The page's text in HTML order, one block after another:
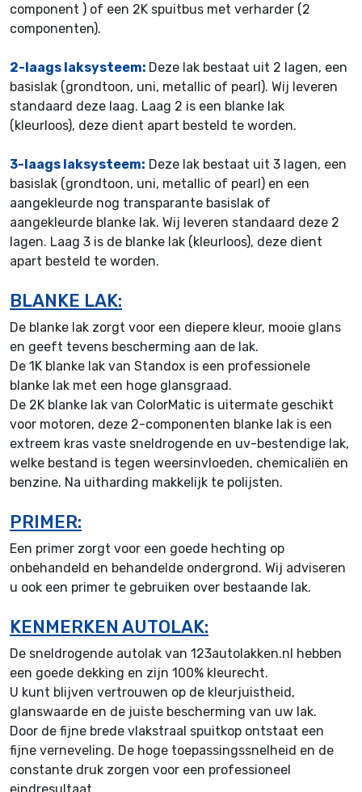
component ) of een 2K spuitbus met verharder (2
componenten).
2-laags laksysteem: Deze lak bestaat uit 2 lagen, een
basislak (grondtoon, uni, metallic of pearl). Wij leveren
standaard deze laag. Laag 2 is een blanke lak
(kleurloos), deze dient apart besteld te worden.
3-laags laksysteem: Deze lak bestaat uit 3 lagen, een
basislak (grondtoon, uni, metallic of pearl) en een
aangekleurde nog transparante basislak of
aangekleurde blanke lak. Wij leveren standaard deze 2
lagen. Laag 3 is de blanke lak (kleurloos), deze dient
apart besteld te worden.
BLANKE LAK:
De blanke lak zorgt voor een diepere kleur, mooie glans
en geeft tevens bescherming aan de lak.
De 1K blanke lak van Standox is een professionele
blanke lak met een hoge glansgraad.
De 2K blanke lak van ColorMatic is uitermate geschikt
voor motoren, deze 2-componenten blanke lak is een
extreem kras vaste sneldrogende en uv-bestendige lak,
welke bestand is tegen weersinvloeden, chemicaliën en
benzine. Na uitharding makkelijk te polijsten.
PRIMER:
Een primer zorgt voor een goede hechting op
onbehandeld en behandelde ondergrond. Wij adviseren
u ook een primer te gebruiken over bestaande lak.
KENMERKEN AUTOLAK:
De sneldrogende autolak van 123autolakken.nl hebben
een goede dekking en zijn 100% kleurecht.
U kunt blijven vertrouwen op de kleurjuistheid,
glanswaarde en de juiste bescherming van uw lak.
Door de fijne brede vlakstraal spuitkop ontstaat een
fijne verneveling. De hoge toepassingssnelheid en de
constante druk zorgen voor een professioneel
eindresultaat.